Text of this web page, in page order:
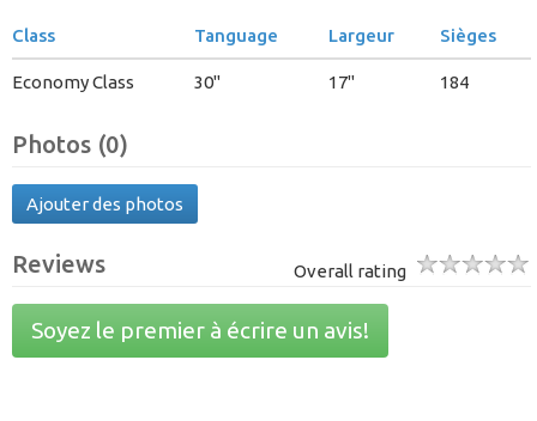
Class Tanguage Largeur Sièges
Economy Class 30" 17" 184
Photos (0)
Ajouter des photos
Overall rating
Reviews
Soyez le premier à écrire un avis!